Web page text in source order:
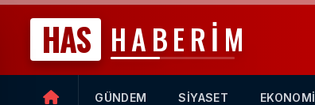
HAS HABERİM
GÜNDEM SİYASET EKONOMİ